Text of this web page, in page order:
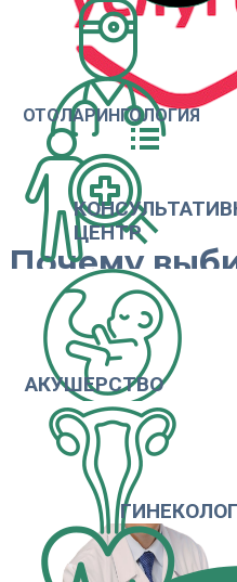
Почему
клинику?
24/7
ОТОЛАРИНГОЛОГИЯ
ЦЕНТР
АКУШЕРСТВО